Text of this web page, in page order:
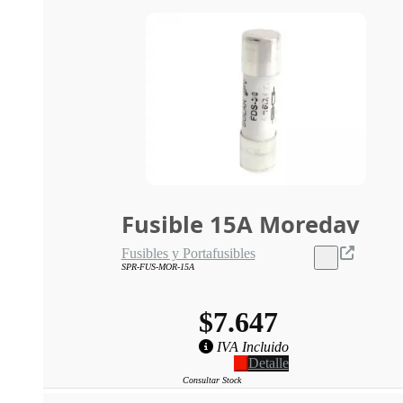
Fusible 15A Moreday
Fusibles y Portafusibles
SPR-FUS-MOR-15A
$7.647
IVA Incluido
Detalle
Consultar Stock